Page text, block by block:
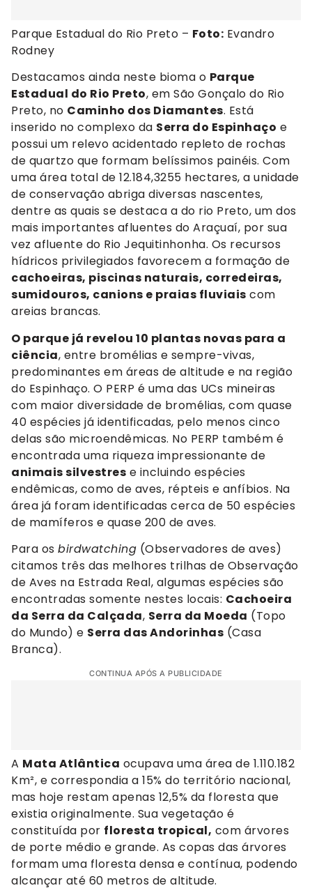
Parque Estadual do Rio Preto – Foto: Evandro
Rodney
Destacamos ainda neste bioma o Parque
Estadual do Rio Preto, em São Gonçalo do Rio
Preto, no Caminho dos Diamantes. Está
inserido no complexo da Serra do Espinhaço e
possui um relevo acidentado repleto de rochas
de quartzo que formam belíssimos painéis. Com
uma área total de 12.184,3255 hectares, a unidade
de conservação abriga diversas nascentes,
dentre as quais se destaca a do rio Preto, um dos
mais importantes afluentes do Araçuaí, por sua
vez afluente do Rio Jequitinhonha. Os recursos
hídricos privilegiados favorecem a formação de
cachoeiras, piscinas naturais, corredeiras,
sumidouros, canions e praias fluviais com
areias brancas.
O parque já revelou 10 plantas novas para a
ciência, entre bromélias e sempre-vivas,
predominantes em áreas de altitude e na região
do Espinhaço. O PERP é uma das UCs mineiras
com maior diversidade de bromélias, com quase
40 espécies já identificadas, pelo menos cinco
delas são microendêmicas. No PERP também é
encontrada uma riqueza impressionante de
animais silvestres e incluindo espécies
endêmicas, como de aves, répteis e anfíbios. Na
área já foram identificadas cerca de 50 espécies
de mamíferos e quase 200 de aves.
Para os birdwatching (Observadores de aves)
citamos três das melhores trilhas de Observação
de Aves na Estrada Real, algumas espécies são
encontradas somente nestes locais: Cachoeira
da Serra da Calçada, Serra da Moeda (Topo
do Mundo) e Serra das Andorinhas (Casa
Branca).
CONTINUA APÓS A PUBLICIDADE
A Mata Atlântica ocupava uma área de 1.110.182
Km², e correspondia a 15% do território nacional,
mas hoje restam apenas 12,5% da floresta que
existia originalmente. Sua vegetação é
constituída por floresta tropical, com árvores
de porte médio e grande. As copas das árvores
formam uma floresta densa e contínua, podendo
alcançar até 60 metros de altitude.